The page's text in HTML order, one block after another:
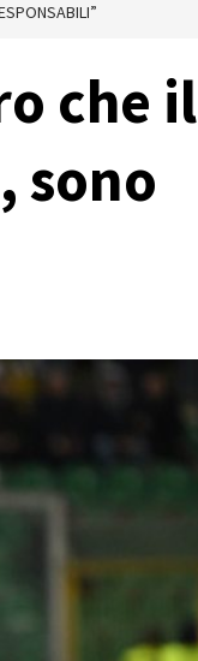
che il
sono